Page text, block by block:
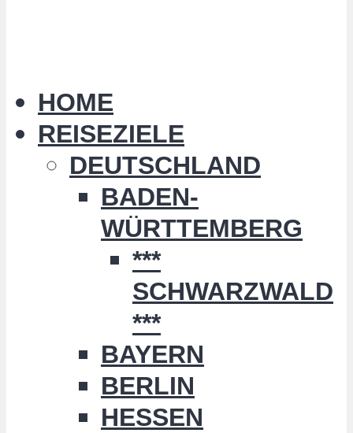
HOME
REISEZIELE
DEUTSCHLAND
BADEN-
WÜRTTEMBERG
***
SCHWARZWALD
***
BAYERN
BERLIN
HESSEN